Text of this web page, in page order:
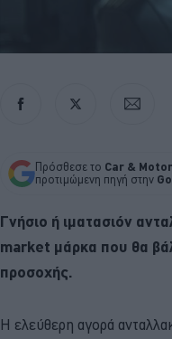
Πρόσθεσε το Car & Motor
προτιμώμενη πηγή στην
Γνήσιο ή ιματασιόν
market μάρκα που θα
προσοχής.
Η ελεύθερη αγορά